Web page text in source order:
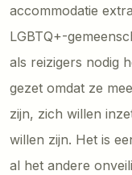
accommodatie
LGBTQ+-
als reizigers nodig
gezet omdat ze
zijn, zich willen
willen zijn. Het is
al het andere